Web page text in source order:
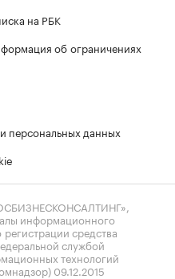
на РБК
об ограничениях
персональных данных
информационного
регистрации средства
службой
технологий
09.12.2015